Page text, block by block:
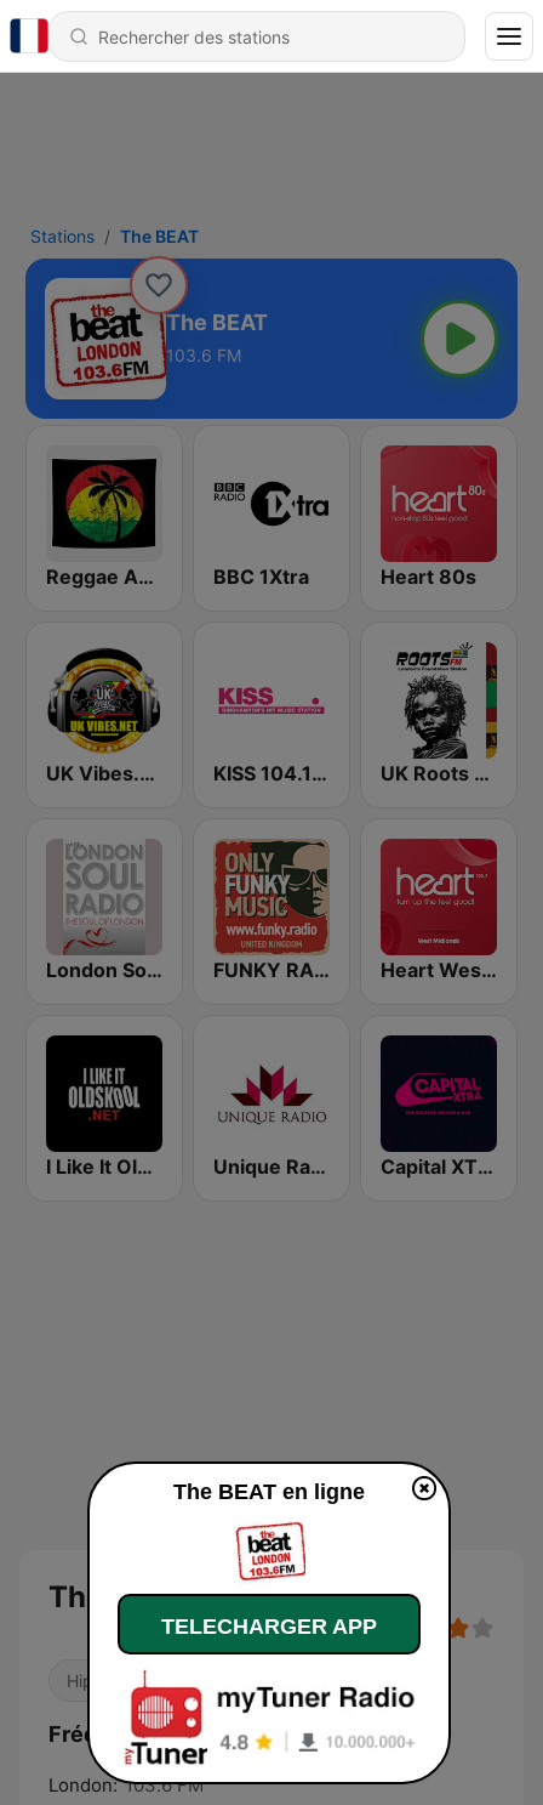
Stations The BEAT
The BEAT
103.6 FM
Reggae Ambassadors Radio BBC 1Xtra Heart 80s
UK Vibes.net KISS 104.1 FM UK Roots FM
London Soul Radio (LSR) FUNKY RADIO (UK) Heart West Midlands
I Like It Oldskool Unique Radio Capital XTRA
The BEAT
Hip-hop
Fréquences The BEAT:
London: 103.6 FM
The BEAT en ligne
TELECHARGER APP